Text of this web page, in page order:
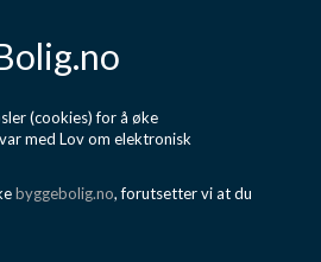
(cookies) for å øke
med Lov om elektronisk
byggebolig.no, forutsetter vi at du